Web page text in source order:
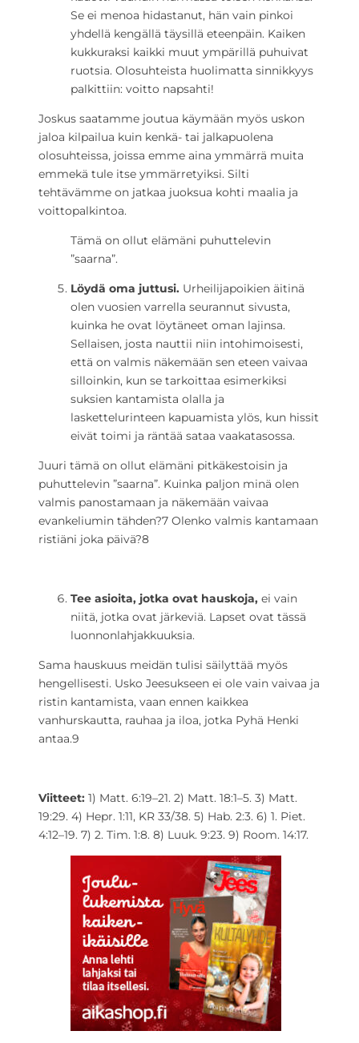
Se ei menoa hidastanut, hän vain pinkoi
yhdellä kengällä täysillä eteenpäin. Kaiken
kukkuraksi kaikki muut ympärillä puhuivat
ruotsia. Olosuhteista huolimatta sinnikkyys
palkittiin: voitto napsahti!
Joskus saatamme joutua käymään myös uskon
jaloa kilpailua kuin kenkä- tai jalkapuolena
olosuhteissa, joissa emme aina ymmärrä muita
emmekä tule itse ymmärretyiksi. Silti
tehtävämme on jatkaa juoksua kohti maalia ja
voittopalkintoa.
Tämä on ollut elämäni puhuttelevin
”saarna”.
Löydä oma juttusi. Urheilijapoikien äitinä
olen vuosien varrella seurannut sivusta,
kuinka he ovat löytäneet oman lajinsa.
Sellaisen, josta nauttii niin intohimoisesti,
että on valmis näkemään sen eteen vaivaa
silloinkin, kun se tarkoittaa esimerkiksi
suksien kantamista olalla ja
laskettelurinteen kapuamista ylös, kun hissit
eivät toimi ja räntää sataa vaakatasossa.
Juuri tämä on ollut elämäni pitkäkestoisin ja
puhuttelevin ”saarna”. Kuinka paljon minä olen
valmis panostamaan ja näkemään vaivaa
evankeliumin tähden?7 Olenko valmis kantamaan
ristiäni joka päivä?8
Tee asioita, jotka ovat hauskoja, ei vain
niitä, jotka ovat järkeviä. Lapset ovat tässä
luonnonlahjakkuuksia.
Sama hauskuus meidän tulisi säilyttää myös
hengellisesti. Usko Jeesukseen ei ole vain vaivaa ja
ristin kantamista, vaan ennen kaikkea
vanhurskautta, rauhaa ja iloa, jotka Pyhä Henki
antaa.9
Viitteet: 1) Matt. 6:19–21. 2) Matt. 18:1–5. 3) Matt.
19:29. 4) Hepr. 1:11, KR 33/38. 5) Hab. 2:3. 6) 1. Piet.
4:12–19. 7) 2. Tim. 1:8. 8) Luuk. 9:23. 9) Room. 14:17.